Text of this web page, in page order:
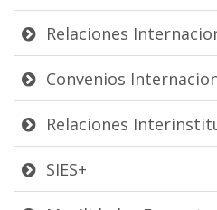
Relaciones
Convenios
Relaciones
SIES+